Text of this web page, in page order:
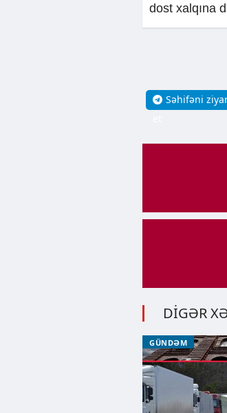
dost xalqına
Səhifəni
DİGƏR
GÜNDƏM